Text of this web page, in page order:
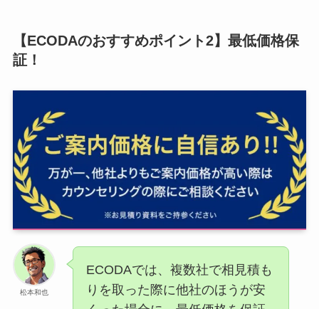
【ECODAのおすすめポイント2】最低価格保
証！
松本和也
ECODAでは、複数社で相見積も
りを取った際に他社のほうが安